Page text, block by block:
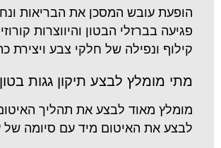
הופעת עובש המסכן את הבריאות
פגיעה בברזלי הבטון והיווצרות
קילוף ונפילה של חלקי צבע ויצירת
מתי מומלץ לבצע תיקון גגות
מומלץ מאוד לבצע את תהליך
לבצע את האיטום מיד עם סיומה של